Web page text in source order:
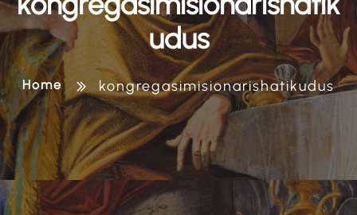
udus
Home kongregasimisionarishatikudus